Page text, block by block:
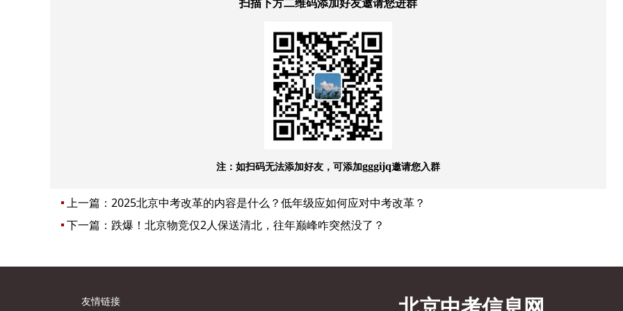
扫描下方二维码添加好友邀请您进群
注：如扫码无法添加好友，可添加gggijq邀请您入群
上一篇： 2025北京中考改革的内容是什么？低年级应如何应对中考改革？
下一篇： 跌爆！北京物竞仅2人保送清北，往年巅峰咋突然没了？
友情链接